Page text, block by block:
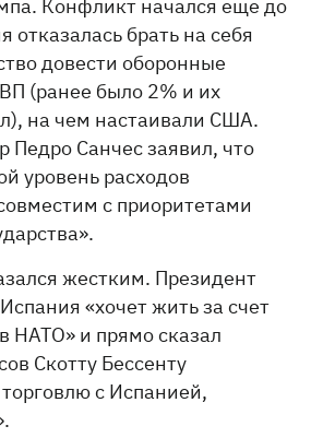
Конфликт начался еще до
отказалась брать на себя
довести оборонные
(ранее было 2% и их
на чем настаивали США.
Педро Санчес заявил, что
уровень расходов
с приоритетами
жестким. Президент
«хочет жить за счет
НАТО» и прямо сказал
Скотту Бессенту
с Испанией,